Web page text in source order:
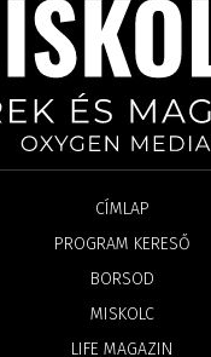
CÍMLAP
PROGRAM KERESŐ
BORSOD
MISKOLC
LIFE MAGAZIN